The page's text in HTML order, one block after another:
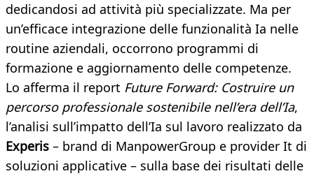
dedicandosi ad attività più specializzate. Ma per
un’efficace integrazione delle funzionalità Ia nelle
routine aziendali, occorrono programmi di
formazione e aggiornamento delle competenze.
Lo afferma il report Future Forward: Costruire un
percorso professionale sostenibile nell’era dell’Ia,
l’analisi sull’impatto dell’Ia sul lavoro realizzato da
Experis – brand di ManpowerGroup e provider It di
soluzioni applicative – sulla base dei risultati delle